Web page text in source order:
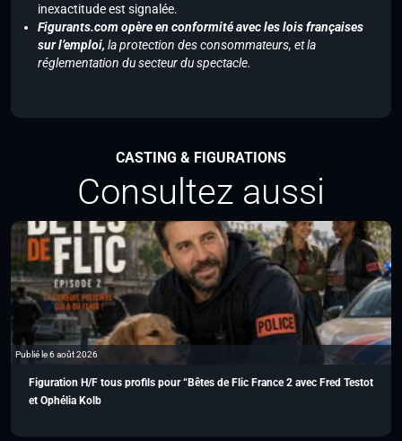
inexactitude est signalée.
Figurants.com opère en conformité avec les lois françaises
sur l’emploi, la protection des consommateurs, et la
réglementation du secteur du spectacle.
CASTING & FIGURATIONS
Consultez aussi
Publié le 6 août 2026
Figuration H/F tous profils pour “Bêtes de Flic France 2 avec Fred Testot
et Ophélia Kolb